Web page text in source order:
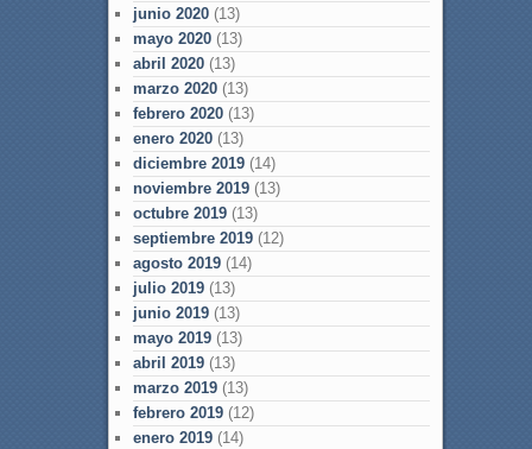
junio 2020(13)
mayo 2020(13)
abril 2020(13)
marzo 2020(13)
febrero 2020(13)
enero 2020(13)
diciembre 2019(14)
noviembre 2019(13)
octubre 2019(13)
septiembre 2019(12)
agosto 2019(14)
julio 2019(13)
junio 2019(13)
mayo 2019(13)
abril 2019(13)
marzo 2019(13)
febrero 2019(12)
enero 2019(14)